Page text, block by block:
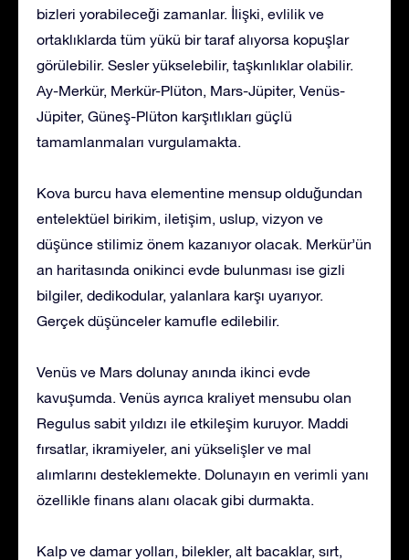
bizleri yorabileceği zamanlar. İlişki, evlilik ve
ortaklıklarda tüm yükü bir taraf alıyorsa kopuşlar
görülebilir. Sesler yükselebilir, taşkınlıklar olabilir.
Ay-Merkür, Merkür-Plüton, Mars-Jüpiter, Venüs-
Jüpiter, Güneş-Plüton karşıtlıkları güçlü
tamamlanmaları vurgulamakta.
Kova burcu hava elementine mensup olduğundan
entelektüel birikim, iletişim, uslup, vizyon ve
düşünce stilimiz önem kazanıyor olacak. Merkür’ün
an haritasında onikinci evde bulunması ise gizli
bilgiler, dedikodular, yalanlara karşı uyarıyor.
Gerçek düşünceler kamufle edilebilir.
Venüs ve Mars dolunay anında ikinci evde
kavuşumda. Venüs ayrıca kraliyet mensubu olan
Regulus sabit yıldızı ile etkileşim kuruyor. Maddi
fırsatlar, ikramiyeler, ani yükselişler ve mal
alımlarını desteklemekte. Dolunayın en verimli yanı
özellikle finans alanı olacak gibi durmakta.
Kalp ve damar yolları, bilekler, alt bacaklar, sırt,